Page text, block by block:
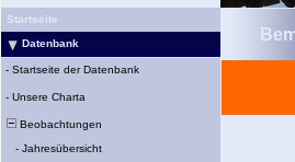
Startseite
Datenbank
- Startseite der Datenbank
- Unsere Charta
Beobachtungen
- Jahresübersicht